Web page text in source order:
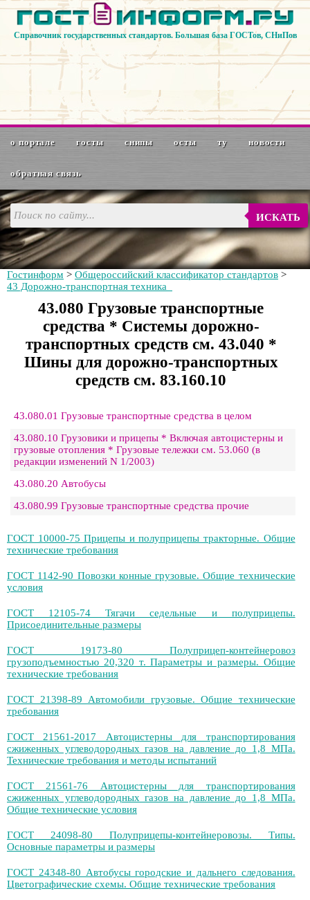
Справочник государственных стандартов. Большая база ГОСТов, СНиПов
о портале госты снипы осты ту новости
обратная связь
ИСКАТЬ
Гостинформ > Общероссийский классификатор стандартов >
43 Дорожно-транспортная техника
43.080 Грузовые транспортные
средства * Системы дорожно-
транспортных средств см. 43.040 *
Шины для дорожно-транспортных
средств см. 83.160.10
43.080.01 Грузовые транспортные средства в целом
43.080.10 Грузовики и прицепы * Включая автоцистерны и
грузовые отопления * Грузовые тележки см. 53.060 (в
редакции изменений N 1/2003)
43.080.20 Автобусы
43.080.99 Грузовые транспортные средства прочие
ГОСТ 10000-75 Прицепы и полуприцепы тракторные. Общие
технические требования
ГОСТ 1142-90 Повозки конные грузовые. Общие технические
условия
ГОСТ 12105-74 Тягачи седельные и полуприцепы.
Присоединительные размеры
ГОСТ 19173-80 Полуприцеп-контейнеровоз
грузоподъемностью 20,320 т. Параметры и размеры. Общие
технические требования
ГОСТ 21398-89 Автомобили грузовые. Общие технические
требования
ГОСТ 21561-2017 Автоцистерны для транспортирования
сжиженных углеводородных газов на давление до 1,8 МПа.
Технические требования и методы испытаний
ГОСТ 21561-76 Автоцистерны для транспортирования
сжиженных углеводородных газов на давление до 1,8 МПа.
Общие технические условия
ГОСТ 24098-80 Полуприцепы-контейнеровозы. Типы.
Основные параметры и размеры
ГОСТ 24348-80 Автобусы городские и дальнего следования.
Цветографические схемы. Общие технические требования